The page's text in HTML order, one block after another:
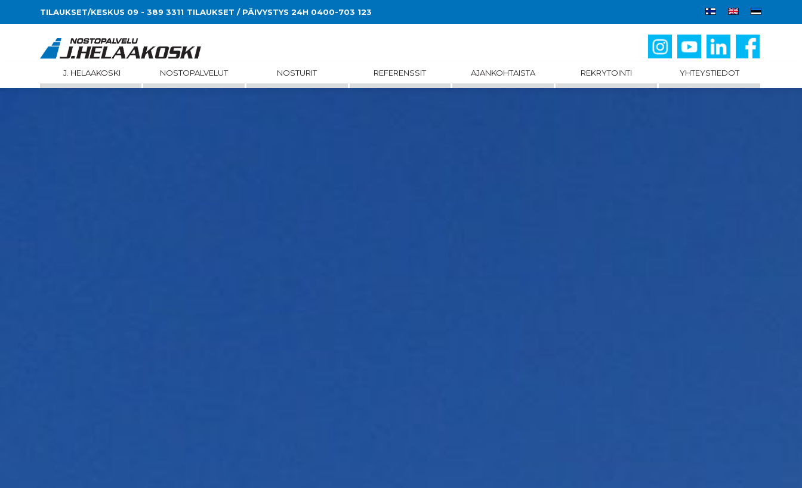
TILAUKSET/KESKUS 09 - 389 3311 TILAUKSET / PÄIVYSTYS 24H 0400-703 123
J. HELAAKOSKI NOSTOPALVELUT NOSTURIT REFERENSSIT AJANKOHTAISTA REKRYTOINTI YHTEYSTIEDOT